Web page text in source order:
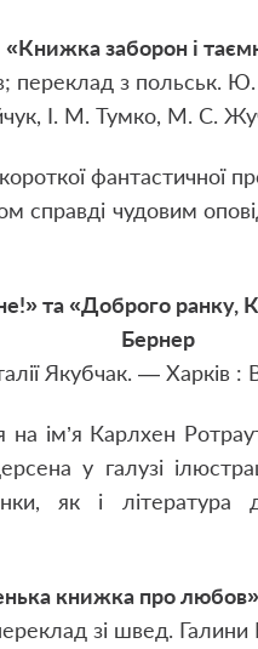
«Книжка заборон і
з польськ. Ю.
І. М. Тумко, М. С.
фантастичної
справді чудовим
та «Доброго ранку,
Бернер
Якубчак. — Харків
ім’я Карлхен
у галузі
як і
книжка про
зі швед.